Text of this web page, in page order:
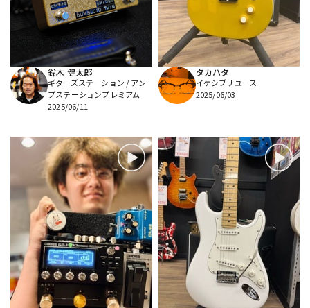
鈴木 健太郎
ギターズステーション / アン
プステーションプレミアム
2025/06/11
タカハタ
イケシブリユース
2025/06/03